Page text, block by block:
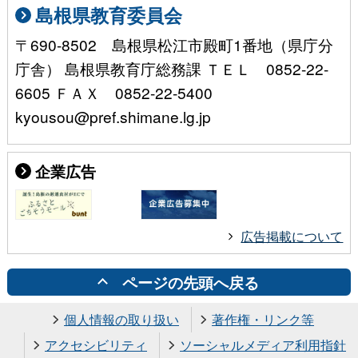
島根県教育委員会
〒690-8502 島根県松江市殿町1番地（県庁分
庁舎） 島根県教育庁総務課 ＴＥＬ 0852-22-
6605 ＦＡＸ 0852-22-5400
kyousou@pref.shimane.lg.jp
企業広告
広告掲載について
ページの先頭へ戻る
個人情報の取り扱い
著作権・リンク等
アクセシビリティ
ソーシャルメディア利用指針